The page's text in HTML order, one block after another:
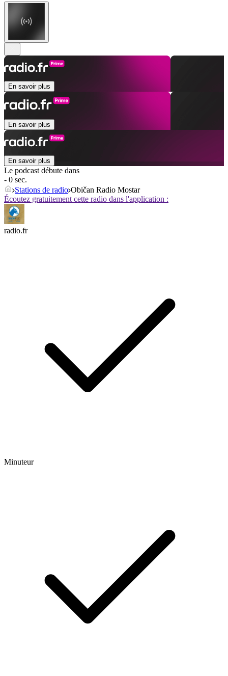
En savoir plus
En savoir plus
En savoir plus
Le podcast débute dans
- 0 sec.
Stations de radio Običan Radio Mostar
Écoutez gratuitement cette radio dans l'application :
radio.fr
Minuteur